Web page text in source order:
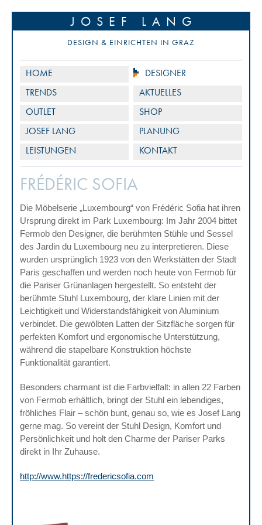
JOSEF LANG
DESIGN & EINRICHTEN IN GRAZ
HOME
DESIGNER
TRENDS
AKTUELLES
OUTLET
SHOP
JOSEF LANG
PLANUNG
LEISTUNGEN
KONTAKT
FRÉDÉRIC SOFIA
Die Möbelserie „Luxembourg“ von Frédéric Sofia hat ihren
Ursprung direkt im Park Luxembourg: Im Jahr 2004 bittet
Fermob den Designer, die berühmten Stühle und Sessel
des Jardin du Luxembourg neu zu interpretieren. Diese
wurden ursprünglich 1923 von den Werkstätten der Stadt
Paris geschaffen und werden noch heute von Fermob für
die Pariser Grünanlagen hergestellt. So entsteht der
berühmte Stuhl Luxembourg, der klare Linien mit der
Leichtigkeit und Widerstandsfähigkeit von Aluminium
verbindet. Die gewölbten Latten der Sitzfläche sorgen für
perfekten Komfort und ergonomische Unterstützung,
während die stapelbare Konstruktion höchste
Funktionalität garantiert.
Besonders charmant ist die Farbvielfalt: in allen 22 Farben
von Fermob erhältlich, bringt der Stuhl ein lebendiges,
fröhliches Flair – schön bunt, genau so, wie es Josef Lang
gerne mag. So vereint der Stuhl Design, Komfort und
Persönlichkeit und holt den Charme der Pariser Parks
direkt in Ihr Zuhause.
http://www.https://fredericsofia.com